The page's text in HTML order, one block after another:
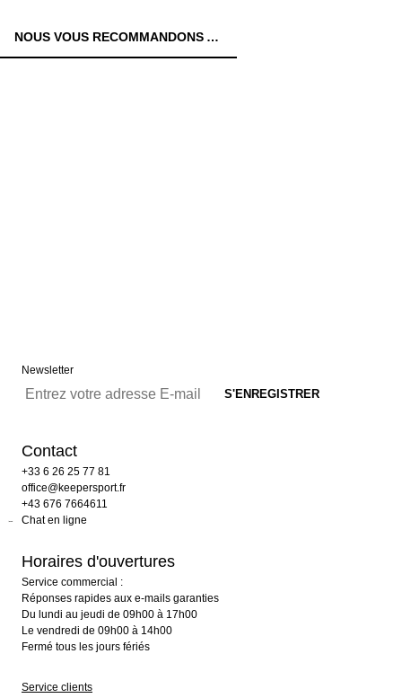
NOUS VOUS RECOMMANDONS AUSSI:
Newsletter
Contact
+33 6 26 25 77 81
office@keepersport.fr
+43 676 7664611
Chat en ligne
Horaires d'ouvertures
Service commercial :
Réponses rapides aux e-mails garanties
Du lundi au jeudi de 09h00 à 17h00
Le vendredi de 09h00 à 14h00
Fermé tous les jours fériés
Service clients